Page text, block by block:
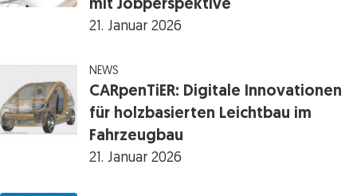
mit Jobperspektive
21. Januar 2026
NEWS
CARpenTiER: Digitale Innovationen
für holzbasierten Leichtbau im
Fahrzeugbau
21. Januar 2026